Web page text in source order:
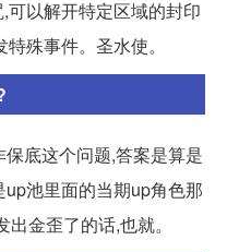
可以解开特定区域的封印
殊事件。圣水使。
底这个问题,答案是算是
池里面的当期up角色那
金歪了的话,也就。